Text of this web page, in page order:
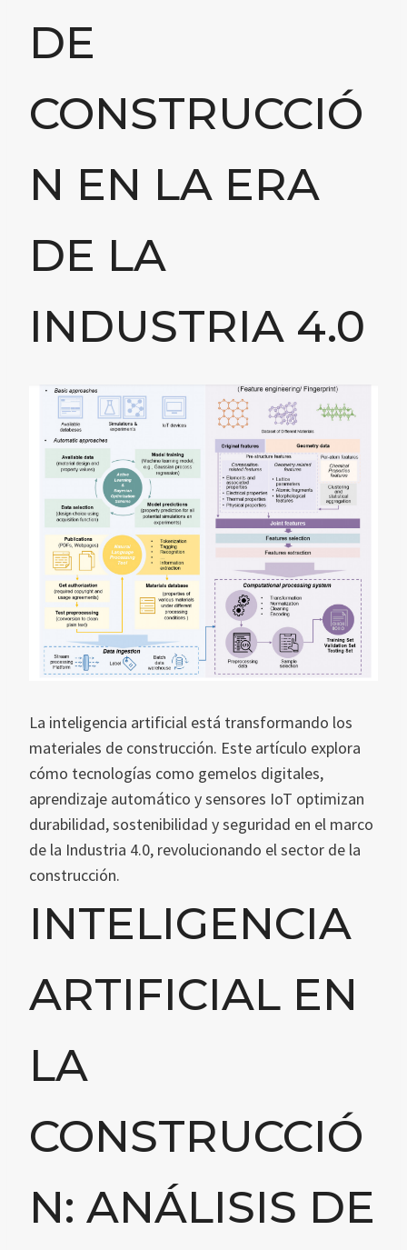
DE
CONSTRUCCIÓ
N EN LA ERA
DE LA
INDUSTRIA 4.0
La inteligencia artificial está transformando los
materiales de construcción. Este artículo explora
cómo tecnologías como gemelos digitales,
aprendizaje automático y sensores IoT optimizan
durabilidad, sostenibilidad y seguridad en el marco
de la Industria 4.0, revolucionando el sector de la
construcción.
INTELIGENCIA
ARTIFICIAL EN
LA
CONSTRUCCIÓ
N: ANÁLISIS DE